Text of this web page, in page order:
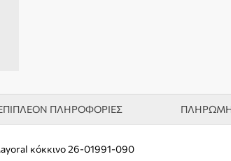
ΠΛΗΡΟΦΟΡΊΕΣ
κόκκινο 26-01991-090